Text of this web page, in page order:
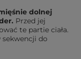
dolnej
Przed jej
te partie ciała.
do